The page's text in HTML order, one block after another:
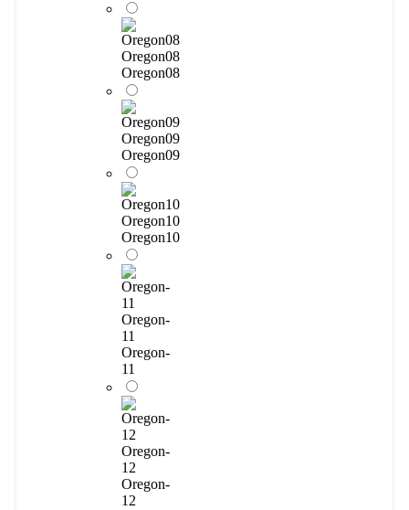
Oregon08
Oregon08
Oregon09
Oregon09
Oregon10
Oregon10
Oregon-
11
Oregon-
11
Oregon-
12
Oregon-
12